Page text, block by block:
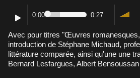
0:00 0:27
Avec pour titres "Œuvres
introduction de Stéphane Michaud,
littérature comparée, ainsi qu'une une
Bernard Lesfargues, Albert